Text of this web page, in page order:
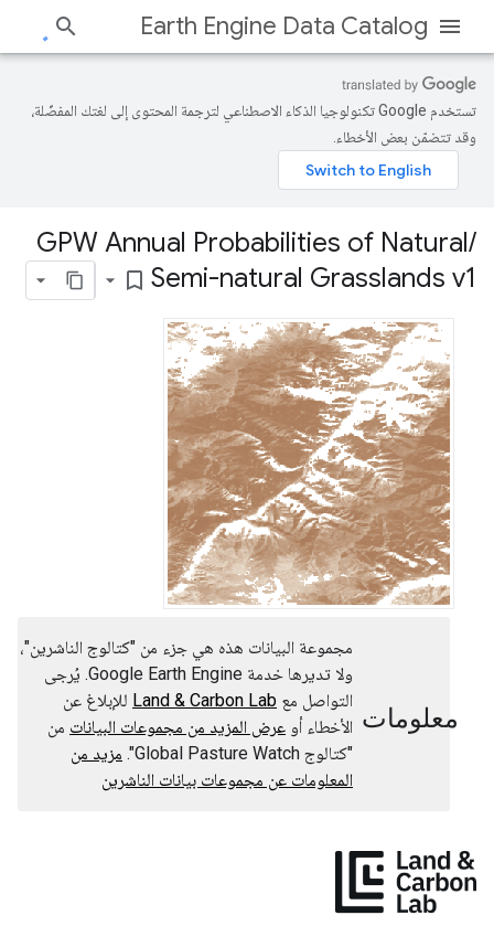
Earth Engine Data Catalog
تستخدم Google تكنولوجيا الذكاء الاصطناعي لترجمة المحتوى إلى لغتك المفضّلة،
وقد تتضمّن بعض الأخطاء.
GPW Annual Probabilities of Natural/
Semi-natural Grasslands v1
bookmark_border
معلومات
مجموعة البيانات هذه هي جزء من "كتالوج الناشرين"،
ولا تديرها خدمة Google Earth Engine. يُرجى
التواصل مع Land & Carbon Lab للإبلاغ عن
الأخطاء أو عرض المزيد من مجموعات البيانات من
"كتالوج Global Pasture Watch".
مزيد من
المعلومات عن مجموعات بيانات الناشرين